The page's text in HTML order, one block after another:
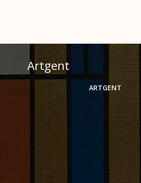
к
содержимому
Artgent
ARTGENT